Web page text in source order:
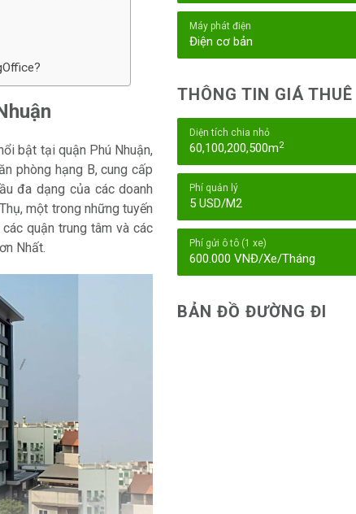
bật tại quận Phú Nhuận,
phòng hạng B, cung cấp
đa dạng của các doanh
một trong những tuyến
quận trung tâm và các
Nhất.
Máy phát điện
Điện cơ bản
THÔNG TIN GIÁ THUÊ
Diện tích chia nhỏ
60,100,200,500m2
Phí quản lý
5 USD/M2
Phí gửi ô tô (1 xe)
600.000 VNĐ/Xe/Tháng
BẢN ĐỒ ĐƯỜNG ĐI